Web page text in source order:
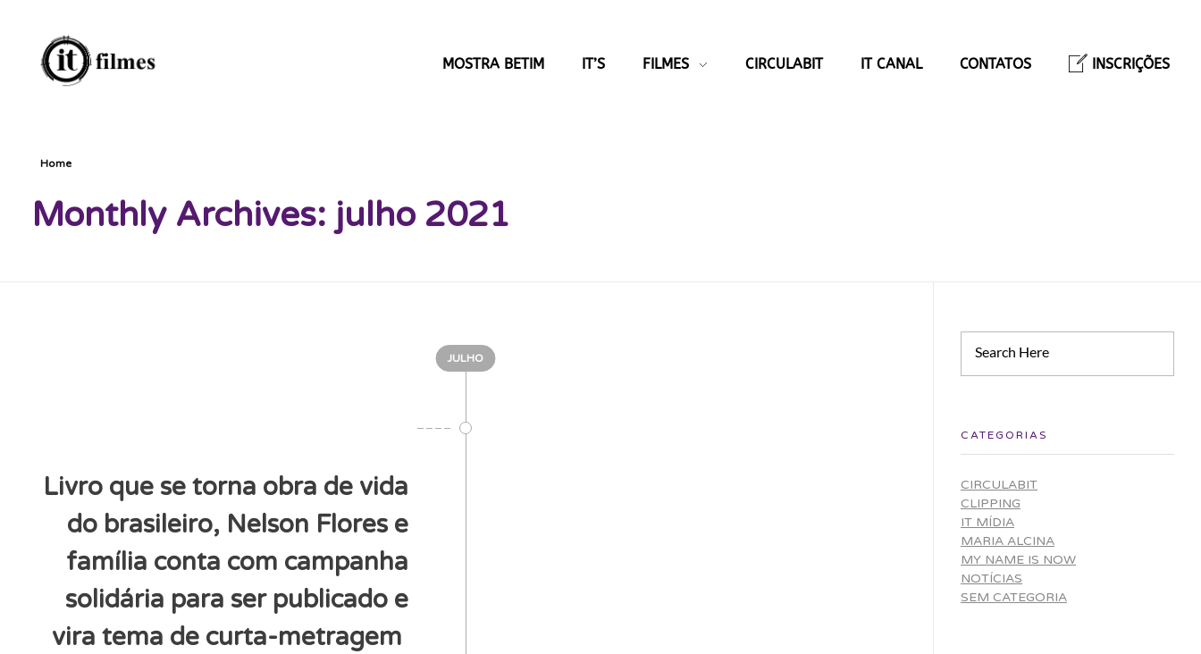
MOSTRA BETIM IT’S FILMES CIRCULABIT IT CANAL CONTATOS INSCRIÇÕES
Home
Monthly Archives: julho 2021
JULHO
Livro que se torna obra de vida
do brasileiro, Nelson Flores e
família conta com campanha
solidária para ser publicado e
vira tema de curta-metragem
CATEGORIAS
CIRCULABIT
CLIPPING
IT MÍDIA
MARIA ALCINA
MY NAME IS NOW
NOTÍCIAS
SEM CATEGORIA